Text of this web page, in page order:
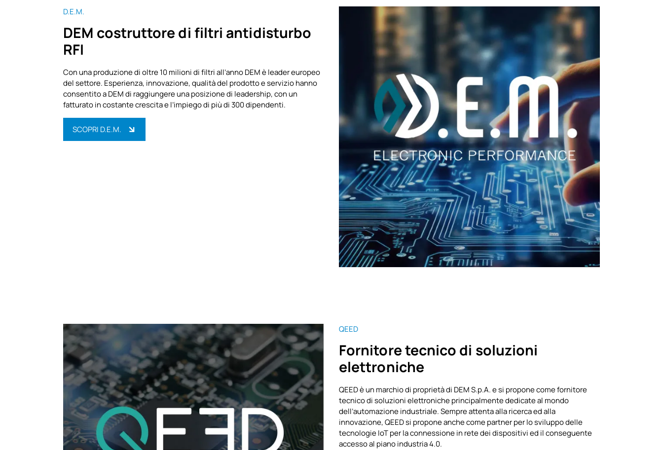
D.E.M.
DEM costruttore di filtri antidisturbo
RFI
Con una produzione di oltre 10 milioni di filtri all’anno DEM è leader europeo
del settore. Esperienza, innovazione, qualità del prodotto e servizio hanno
consentito a DEM di raggiungere una posizione di leadership, con un
fatturato in costante crescita e l’impiego di più di 300 dipendenti.
SCOPRI D.E.M.
QEED
Fornitore tecnico di soluzioni
elettroniche
QEED è un marchio di proprietà di DEM S.p.A. e si propone come fornitore
tecnico di soluzioni elettroniche principalmente dedicate al mondo
dell’automazione industriale. Sempre attenta alla ricerca ed alla
innovazione, QEED si propone anche come partner per lo sviluppo delle
tecnologie IoT per la connessione in rete dei dispositivi ed il conseguente
accesso al piano industria 4.0.